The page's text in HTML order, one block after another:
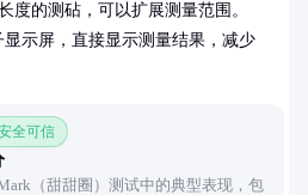
度的测砧，可以扩展测量范围。
示屏，直接显示测量结果，减少
全可信
（甜甜圈）测试中的典型表现，包